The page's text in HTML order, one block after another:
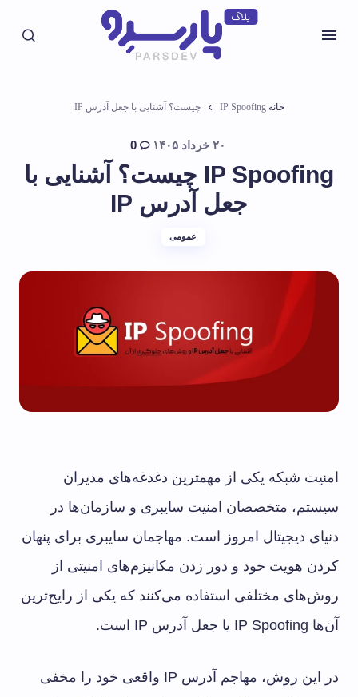
خانه IP Spoofing چیست؟ آشنایی با جعل آدرس IP
۲۰ خرداد ۱۴۰۵ 0
IP Spoofing چیست؟ آشنایی با
جعل آدرس IP
عمومی
امنیت شبکه یکی از مهمترین دغدغه‌های مدیران
سیستم، متخصصان امنیت سایبری و سازمان‌ها در
دنیای دیجیتال امروز است. مهاجمان سایبری برای پنهان
کردن هویت خود و دور زدن مکانیزم‌های امنیتی از
روش‌های مختلفی استفاده می‌کنند که یکی از رایج‌ترین
آن‌ها IP Spoofing یا جعل آدرس IP است.
در این روش، مهاجم آدرس IP واقعی خود را مخفی